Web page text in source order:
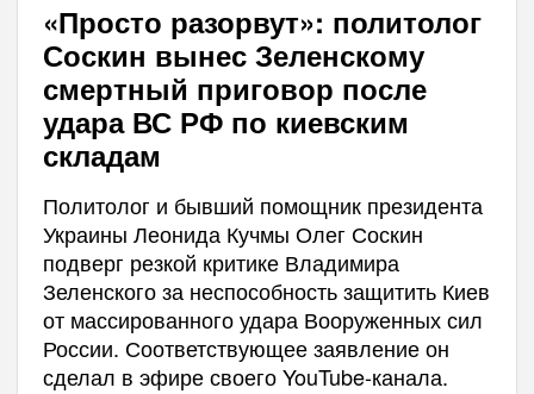
«Просто разорвут»: политолог
Соскин вынес Зеленскому
смертный приговор после
удара ВС РФ по киевским
складам
Политолог и бывший помощник президента
Украины Леонида Кучмы Олег Соскин
подверг резкой критике Владимира
Зеленского за неспособность защитить Киев
от массированного удара Вооруженных сил
России. Соответствующее заявление он
сделал в эфире своего YouTube-канала.